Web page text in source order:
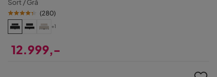
(280)
+1
12.999,-